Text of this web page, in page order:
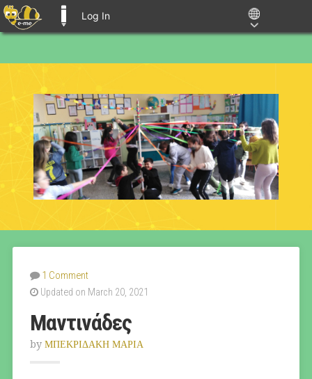
Log In
1 Comment
Updated on March 20, 2021
Μαντινάδες
by ΜΠΕΚΡΙΔΑΚΗ ΜΑΡΙΑ